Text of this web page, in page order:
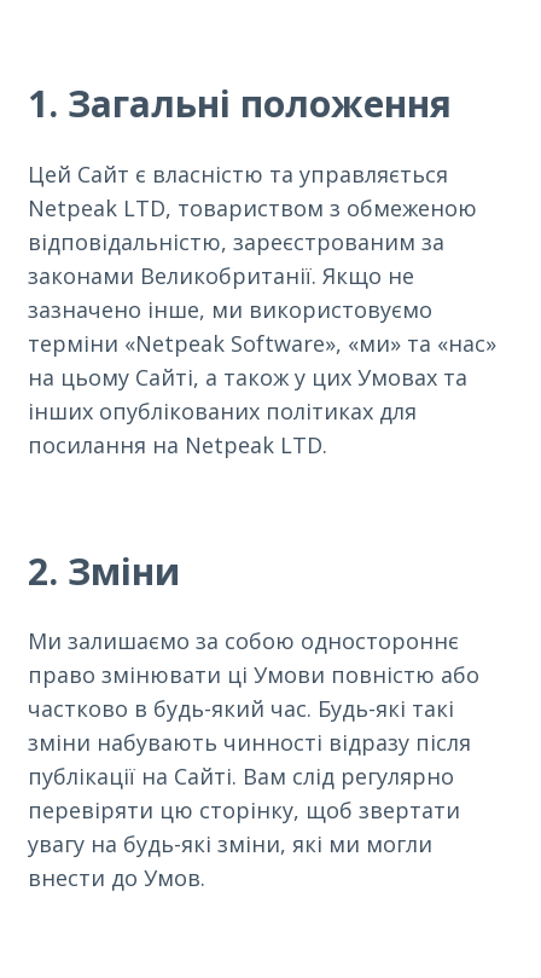
1. Загальні положення
Цей Сайт є власністю та управляється
Netpeak LTD, товариством з обмеженою
відповідальністю, зареєстрованим за
законами Великобританії. Якщо не
зазначено інше, ми використовуємо
терміни «Netpeak Software», «ми» та «нас»
на цьому Сайті, а також у цих Умовах та
інших опублікованих політиках для
посилання на Netpeak LTD.
2. Зміни
Ми залишаємо за собою одностороннє
право змінювати ці Умови повністю або
частково в будь-який час. Будь-які такі
зміни набувають чинності відразу після
публікації на Сайті. Вам слід регулярно
перевіряти цю сторінку, щоб звертати
увагу на будь-які зміни, які ми могли
внести до Умов.